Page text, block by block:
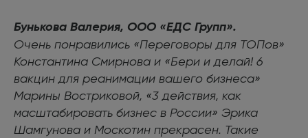
Бунькова Валерия, ООО «ЕДС Групп».
Очень понравились «Переговоры для ТОПов»
Константина Смирнова и «Бери и делай! 6
вакцин для реанимации вашего бизнеса»
Марины Востриковой, «3 действия, как
масштабировать бизнес в России» Эрика
Шамгунова и Москотин прекрасен. Такие